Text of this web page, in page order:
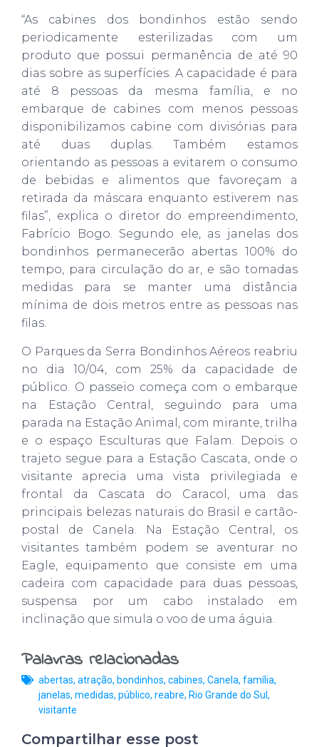
“As cabines dos bondinhos estão sendo
periodicamente esterilizadas com um
produto que possui permanência de até 90
dias sobre as superfícies. A capacidade é para
até 8 pessoas da mesma família, e no
embarque de cabines com menos pessoas
disponibilizamos cabine com divisórias para
até duas duplas. Também estamos
orientando as pessoas a evitarem o consumo
de bebidas e alimentos que favoreçam a
retirada da máscara enquanto estiverem nas
filas”, explica o diretor do empreendimento,
Fabrício Bogo. Segundo ele, as janelas dos
bondinhos permanecerão abertas 100% do
tempo, para circulação do ar, e são tomadas
medidas para se manter uma distância
mínima de dois metros entre as pessoas nas
filas.
O Parques da Serra Bondinhos Aéreos reabriu
no dia 10/04, com 25% da capacidade de
público. O passeio começa com o embarque
na Estação Central, seguindo para uma
parada na Estação Animal, com mirante, trilha
e o espaço Esculturas que Falam. Depois o
trajeto segue para a Estação Cascata, onde o
visitante aprecia uma vista privilegiada e
frontal da Cascata do Caracol, uma das
principais belezas naturais do Brasil e cartão-
postal de Canela. Na Estação Central, os
visitantes também podem se aventurar no
Eagle, equipamento que consiste em uma
cadeira com capacidade para duas pessoas,
suspensa por um cabo instalado em
inclinação que simula o voo de uma águia.
Palavras relacionadas
abertas, atração, bondinhos, cabines, Canela, família,
janelas, medidas, público, reabre, Rio Grande do Sul ,
visitante
Compartilhar esse post